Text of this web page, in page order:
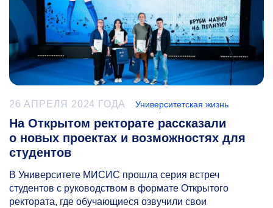
26 АПРЕЛЯ 2024 ГОДА Университетская жизнь
На Открытом ректорате рассказали
о новых проектах и возможностях для
студентов
В Университете МИСИС прошла серия встреч
студентов с руководством в формате Открытого
ректората, где обучающиеся озвучили свои